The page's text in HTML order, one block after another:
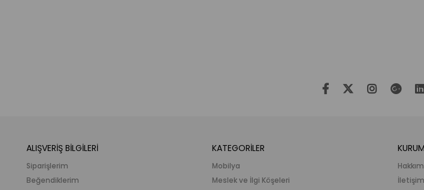
ALIŞVERİŞ BİLGİLERİ
Siparişlerim
Beğendiklerim
KATEGORİLER
Mobilya
Meslek ve İlgi Köşeleri
İletişim